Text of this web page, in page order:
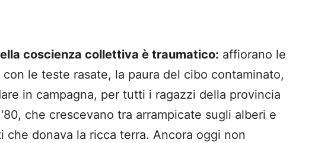
coscienza collettiva è traumatico: affiorano le
le teste rasate, la paura del cibo contaminato,
in campagna, per tutti i ragazzi della provincia
che crescevano tra arrampicate sugli alberi e
che donava la ricca terra. Ancora oggi non